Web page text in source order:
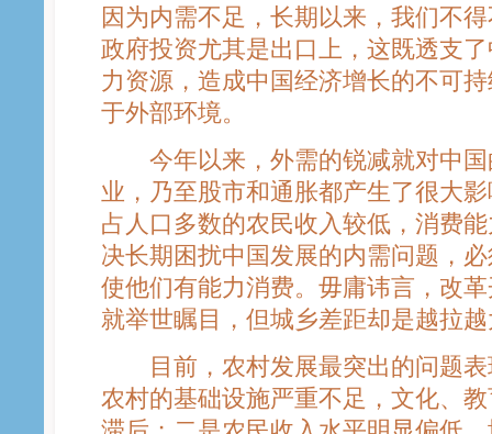
因为内需不足，长期以来，我们不
政府投资尤其是出口上，这既透支
力资源，造成中国经济增长的不可
于外部环境。
今年以来，外需的锐减就对中国
业，乃至股市和通胀都产生了很大
占人口多数的农民收入较低，消费
决长期困扰中国发展的内需问题，
使他们有能力消费。毋庸讳言，改
就举世瞩目，但城乡差距却是越拉
目前，农村发展最突出的问题表
农村的基础设施严重不足，文化、